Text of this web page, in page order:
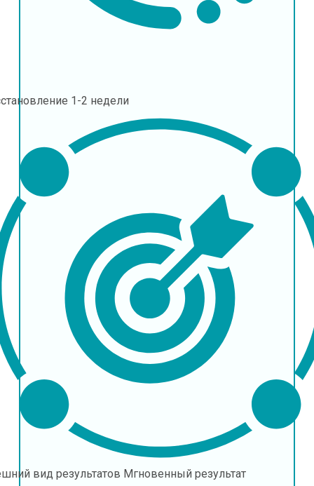
1-2 недели
вид результатов Мгновенный результат